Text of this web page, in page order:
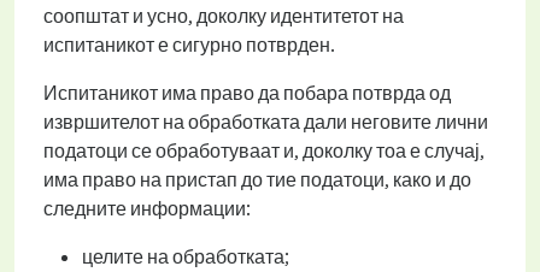
соопштат и усно, доколку идентитетот на
испитаникот е сигурно потврден.
Испитаникот има право да побара потврда од
извршителот на обработката дали неговите лични
податоци се обработуваат и, доколку тоа е случај,
има право на пристап до тие податоци, како и до
следните информации:
целите на обработката;